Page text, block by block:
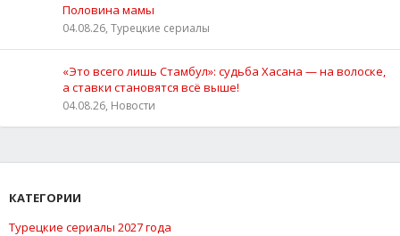
Половина мамы
04.08.26, Турецкие сериалы
«Это всего лишь Стамбул»: судьба Хасана — на волоске,
а ставки становятся всё выше!
04.08.26, Новости
КАТЕГОРИИ
Турецкие сериалы 2027 года